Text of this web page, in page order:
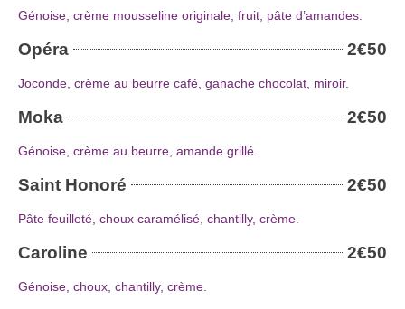
Génoise, crème mousseline originale, fruit, pâte d’amandes.
Opéra 2€50
Joconde, crème au beurre café, ganache chocolat, miroir.
Moka 2€50
Génoise, crème au beurre, amande grillé.
Saint Honoré 2€50
Pâte feuilleté, choux caramélisé, chantilly, crème.
Caroline 2€50
Génoise, choux, chantilly, crème.